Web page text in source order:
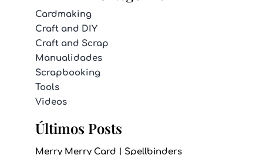
Cardmaking
Craft and DIY
Craft and Scrap
Manualidades
Scrapbooking
Tools
Videos
Últimos Posts
Merry Merry Card | Spellbinders